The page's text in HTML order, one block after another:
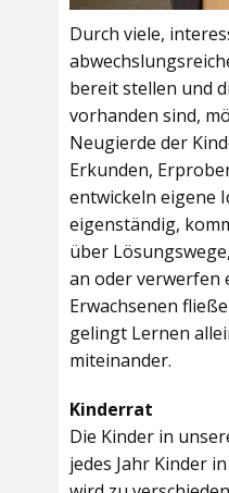
Durch viele,
bereit stellen und
vorhanden sind,
Neugierde der
Erkunden,
entwickeln eigene
eigenständig,
über
an oder verwerfen
Erwachsenen
gelingt Lernen
miteinander.
Kinderrat
Die Kinder in
jedes Jahr Kinder